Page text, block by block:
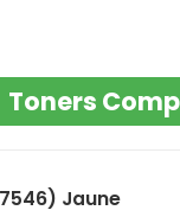
Toners
Jaune